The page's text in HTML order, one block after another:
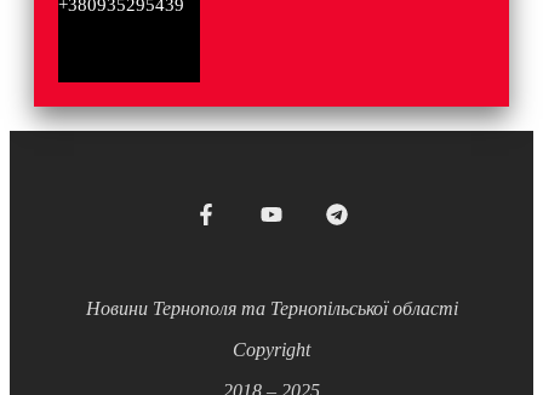
+380935295439
Новини Тернополя та Тернопільської області
Copyright
2018 – 2025